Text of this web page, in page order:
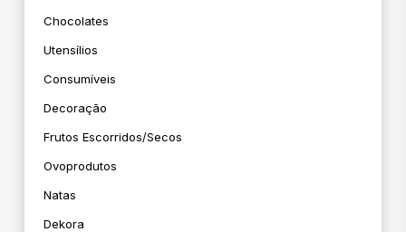
Chocolates
Utensílios
Consumíveis
Decoração
Frutos Escorridos/secos
Ovoprodutos
Natas
Dekora